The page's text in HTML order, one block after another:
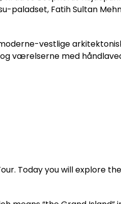
paladset, Fatih Sultan
vestlige
værelserne med
Today you will explore